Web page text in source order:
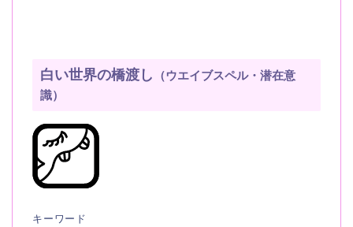
白い世界の橋渡し
（ウエイブスペル・潜在意
識）
キーワード